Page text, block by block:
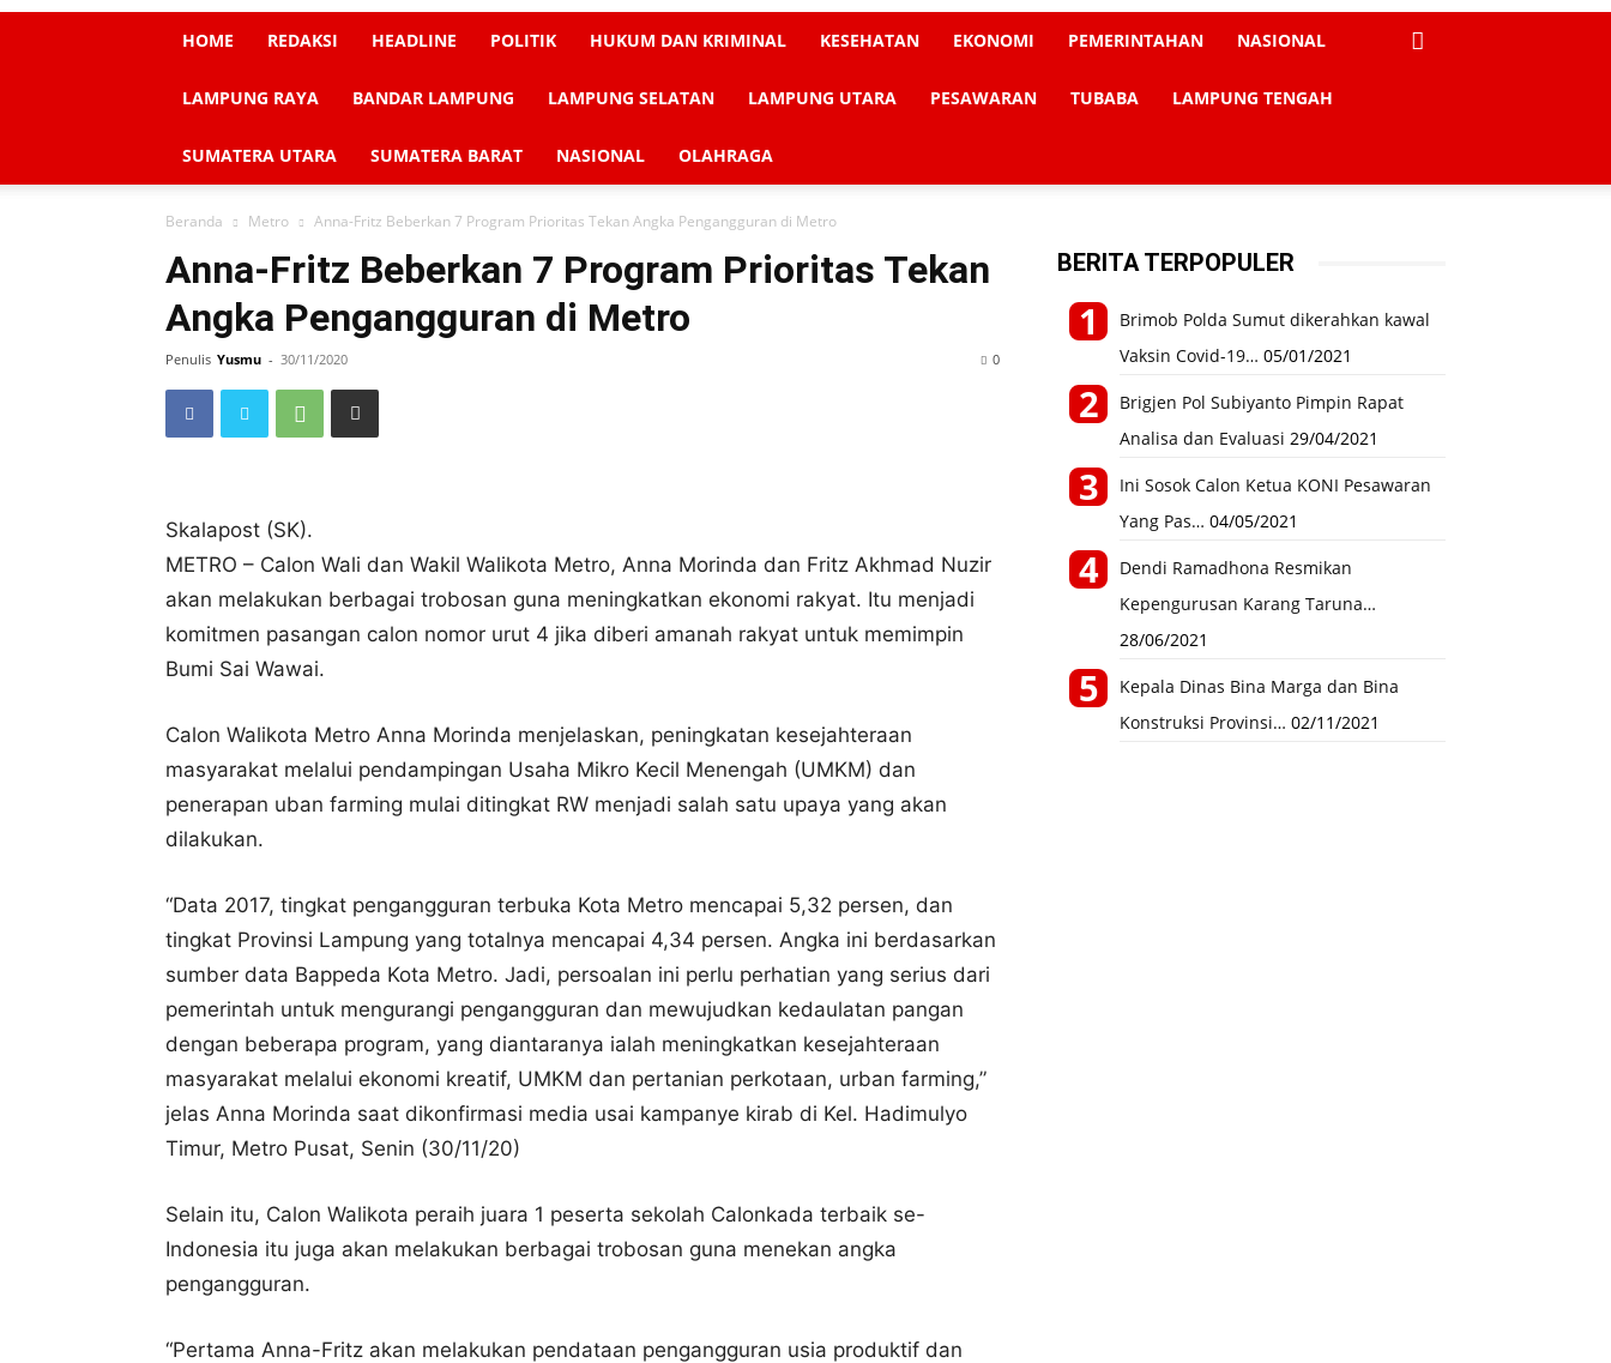
HOME REDAKSI HEADLINE POLITIK HUKUM DAN KRIMINAL KESEHATAN EKONOMI PEMERINTAHAN NASIONAL
LAMPUNG RAYA BANDAR LAMPUNG LAMPUNG SELATAN LAMPUNG UTARA PESAWARAN TUBABA LAMPUNG TENGAH
SUMATERA UTARA SUMATERA BARAT NASIONAL OLAHRAGA
Beranda Metro Anna-Fritz Beberkan 7 Program Prioritas Tekan Angka Pengangguran di Metro
Anna-Fritz Beberkan 7 Program Prioritas Tekan
Angka Pengangguran di Metro
Penulis Yusmu - 30/11/2020 0
Skalapost (SK).
METRO – Calon Wali dan Wakil Walikota Metro, Anna Morinda dan Fritz Akhmad Nuzir
akan melakukan berbagai trobosan guna meningkatkan ekonomi rakyat. Itu menjadi
komitmen pasangan calon nomor urut 4 jika diberi amanah rakyat untuk memimpin
Bumi Sai Wawai.
Calon Walikota Metro Anna Morinda menjelaskan, peningkatan kesejahteraan
masyarakat melalui pendampingan Usaha Mikro Kecil Menengah (UMKM) dan
penerapan uban farming mulai ditingkat RW menjadi salah satu upaya yang akan
dilakukan.
“Data 2017, tingkat pengangguran terbuka Kota Metro mencapai 5,32 persen, dan
tingkat Provinsi Lampung yang totalnya mencapai 4,34 persen. Angka ini berdasarkan
sumber data Bappeda Kota Metro. Jadi, persoalan ini perlu perhatian yang serius dari
pemerintah untuk mengurangi pengangguran dan mewujudkan kedaulatan pangan
dengan beberapa program, yang diantaranya ialah meningkatkan kesejahteraan
masyarakat melalui ekonomi kreatif, UMKM dan pertanian perkotaan, urban farming,”
jelas Anna Morinda saat dikonfirmasi media usai kampanye kirab di Kel. Hadimulyo
Timur, Metro Pusat, Senin (30/11/20)
Selain itu, Calon Walikota peraih juara 1 peserta sekolah Calonkada terbaik se-
Indonesia itu juga akan melakukan berbagai trobosan guna menekan angka
pengangguran.
“Pertama Anna-Fritz akan melakukan pendataan pengangguran usia produktif dan
BERITA TERPOPULER
Brimob Polda Sumut dikerahkan kawal
Vaksin Covid-19… 05/01/2021
Brigjen Pol Subiyanto Pimpin Rapat
Analisa dan Evaluasi 29/04/2021
Ini Sosok Calon Ketua KONI Pesawaran
Yang Pas… 04/05/2021
Dendi Ramadhona Resmikan
Kepengurusan Karang Taruna…
28/06/2021
Kepala Dinas Bina Marga dan Bina
Konstruksi Provinsi… 02/11/2021